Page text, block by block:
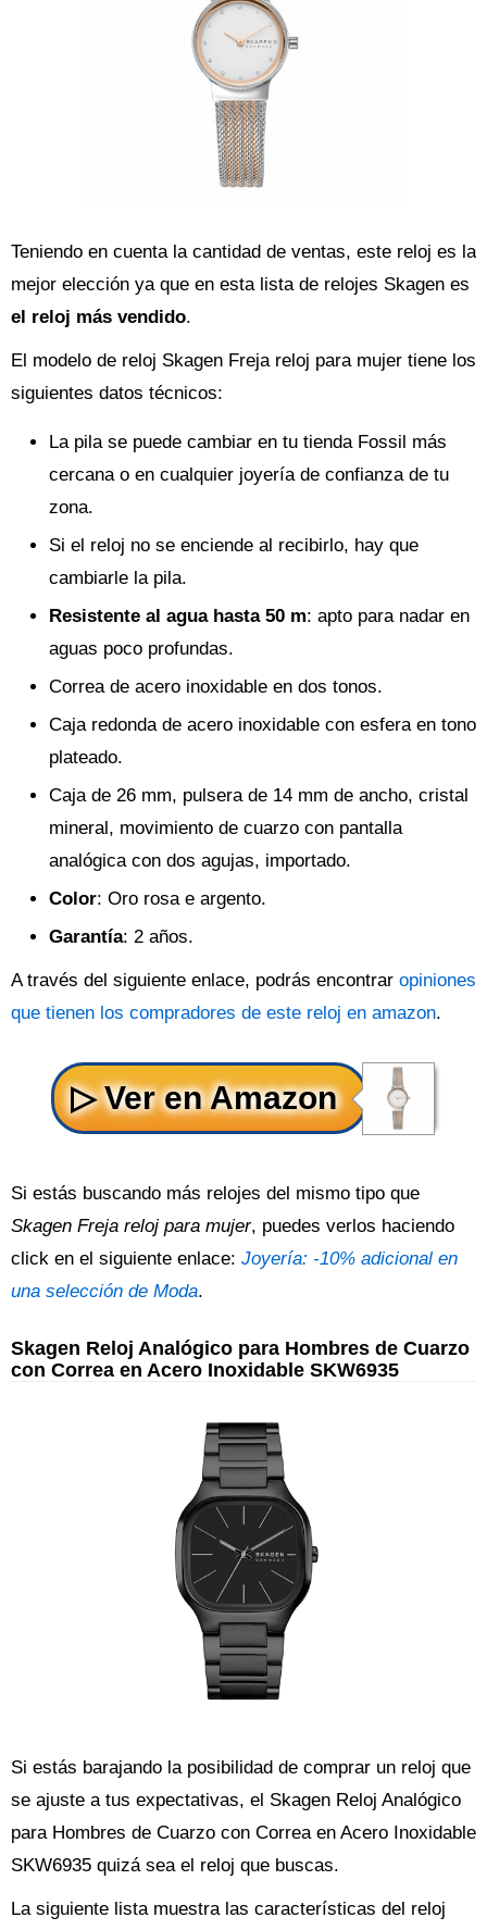
Teniendo en cuenta la cantidad de ventas, este reloj es la
mejor elección ya que en esta lista de relojes Skagen es
el reloj más vendido.
El modelo de reloj Skagen Freja reloj para mujer tiene los
siguientes datos técnicos:
La pila se puede cambiar en tu tienda Fossil más
cercana o en cualquier joyería de confianza de tu
zona.
Si el reloj no se enciende al recibirlo, hay que
cambiarle la pila.
Resistente al agua hasta 50 m: apto para nadar en
aguas poco profundas.
Correa de acero inoxidable en dos tonos.
Caja redonda de acero inoxidable con esfera en tono
plateado.
Caja de 26 mm, pulsera de 14 mm de ancho, cristal
mineral, movimiento de cuarzo con pantalla
analógica con dos agujas, importado.
Color: Oro rosa e argento.
Garantía: 2 años.
A través del siguiente enlace, podrás encontrar opiniones
que tienen los compradores de este reloj en amazon.
Si estás buscando más relojes del mismo tipo que
Skagen Freja reloj para mujer, puedes verlos haciendo
click en el siguiente enlace: Joyería: -10% adicional en
una selección de Moda.
Skagen Reloj Analógico para Hombres de Cuarzo
con Correa en Acero Inoxidable SKW6935
Si estás barajando la posibilidad de comprar un reloj que
se ajuste a tus expectativas, el Skagen Reloj Analógico
para Hombres de Cuarzo con Correa en Acero Inoxidable
SKW6935 quizá sea el reloj que buscas.
La siguiente lista muestra las características del reloj